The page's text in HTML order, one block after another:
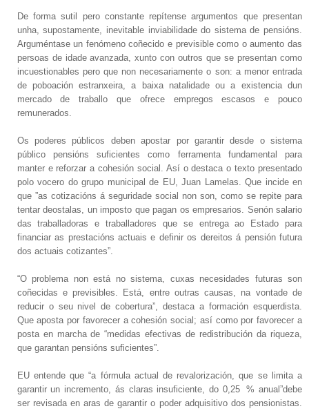
De forma sutil pero constante repítense argumentos que presentan
unha, supostamente, inevitable inviabilidade do sistema de pensións.
Arguméntase un fenómeno coñecido e previsible como o aumento das
persoas de idade avanzada, xunto con outros que se presentan como
incuestionables pero que non necesariamente o son: a menor entrada
de poboación estranxeira, a baixa natalidade ou a existencia dun
mercado de traballo que ofrece empregos escasos e pouco
remunerados.
Os poderes públicos deben apostar por garantir desde o sistema
público pensións suficientes como ferramenta fundamental para
manter e reforzar a cohesión social. Así o destaca o texto presentado
polo vocero do grupo municipal de EU, Juan Lamelas. Que incide en
que ”as cotizacións á seguridade social non son, como se repite para
tentar deostalas, un imposto que pagan os empresarios. Senón salario
das traballadoras e traballadores que se entrega ao Estado para
financiar as prestacións actuais e definir os dereitos á pensión futura
dos actuais cotizantes”.
“O problema non está no sistema, cuxas necesidades futuras son
coñecidas e previsibles. Está, entre outras causas, na vontade de
reducir o seu nivel de cobertura”, destaca a formación esquerdista.
Que aposta por favorecer a cohesión social; así como por favorecer a
posta en marcha de “medidas efectivas de redistribución da riqueza,
que garantan pensións suficientes”.
EU entende que “a fórmula actual de revalorización, que se limita a
garantir un incremento, ás claras insuficiente, do 0,25
% anual”debe
ser revisada en aras de garantir o poder adquisitivo dos pensionistas.